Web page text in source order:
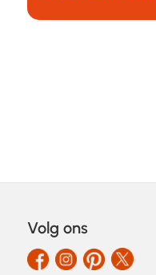
Volg ons